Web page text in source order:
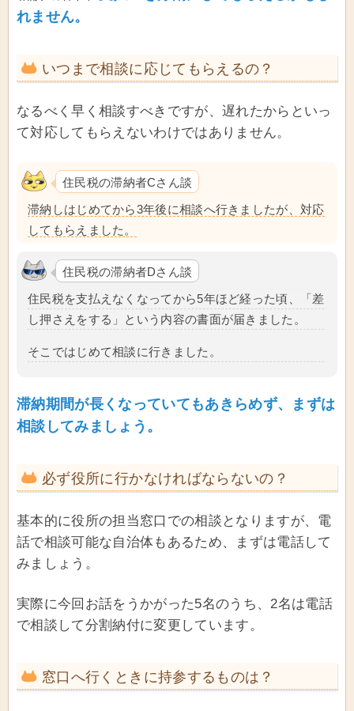
れません。
いつまで相談に応じてもらえるの？
なるべく早く相談すべきですが、遅れたからといっ
て対応してもらえないわけではありません。
住民税の滞納者Cさん談
滞納しはじめてから3年後に相談へ行きましたが、対応
してもらえました。
住民税の滞納者Dさん談
住民税を支払えなくなってから5年ほど経った頃、「差
し押さえをする」という内容の書面が届きました。
そこではじめて相談に行きました。
滞納期間が長くなっていてもあきらめず、まずは
相談してみましょう。
必ず役所に行かなければならないの？
基本的に役所の担当窓口での相談となりますが、電
話で相談可能な自治体もあるため、まずは電話して
みましょう。
実際に今回お話をうかがった5名のうち、2名は電話
で相談して分割納付に変更しています。
窓口へ行くときに持参するものは？